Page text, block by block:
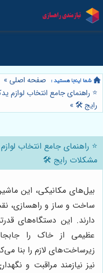
صفحه اصلی »
⭐️ راهنمای جامع انتخاب
رایج 🛠️»
⭐️ راهنمای جامع انتخاب
مشکلات رایج 🛠️
بیل‌های مکانیکی، این
ساخت و ساز و راهسازی،
دارند. این دستگاه‌های
عظیمی از خاک را جابجا
زیرساخت‌های لازم را بنا
نیز نیازمند مراقبت و